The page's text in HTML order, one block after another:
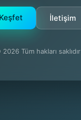
Keşfet İletişim
Tüm hakları saklıdır